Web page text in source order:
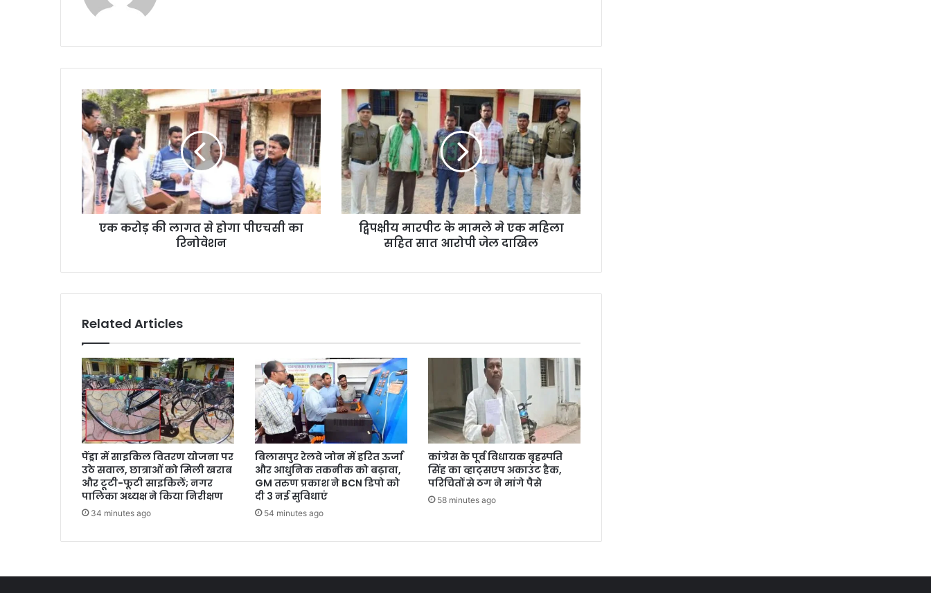
एक
करोड़
की
लागत
होगा
पीएचसी
का
रिनोवेशन
एक करोड़ की लागत से होगा पीएचसी का
रिनोवेशन
द्विपक्षीय
मारपीट
के
मामले
मे
एक
महिला
सहित
सात
आरोपीद्विपक्षीय मारपीट के मामले मे एक महिला
सहित सात आरोपी जेल दाखिल
Related Articles
पेंड्रा में साइकिल वितरण योजना पर
उठे सवाल, छात्राओं को मिली खराब
और टूटी-फूटी साइकिलें; नगर
पालिका अध्यक्ष ने किया निरीक्षण
34 minutes ago
बिलासपुर रेलवे जोन में हरित ऊर्जा
और आधुनिक तकनीक को बढ़ावा,
GM तरुण प्रकाश ने BCN डिपो को
दी 3 नई सुविधाएं
54 minutes ago
कांग्रेस के पूर्व विधायक बृहस्पति
सिंह का व्हाट्सएप अकाउंट हैक,
परिचितों से ठग ने मांगे पैसे
58 minutes ago